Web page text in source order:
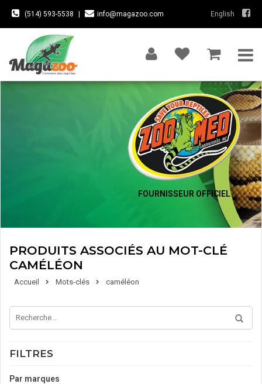
(514) 593-5538 info@magazoo.com English
FOURNISSEUR OFFICIEL
PRODUITS ASSOCIÉS AU MOT-CLÉ
CAMÉLÉON
Accueil Mots-clés caméléon
FILTRES
Par marques